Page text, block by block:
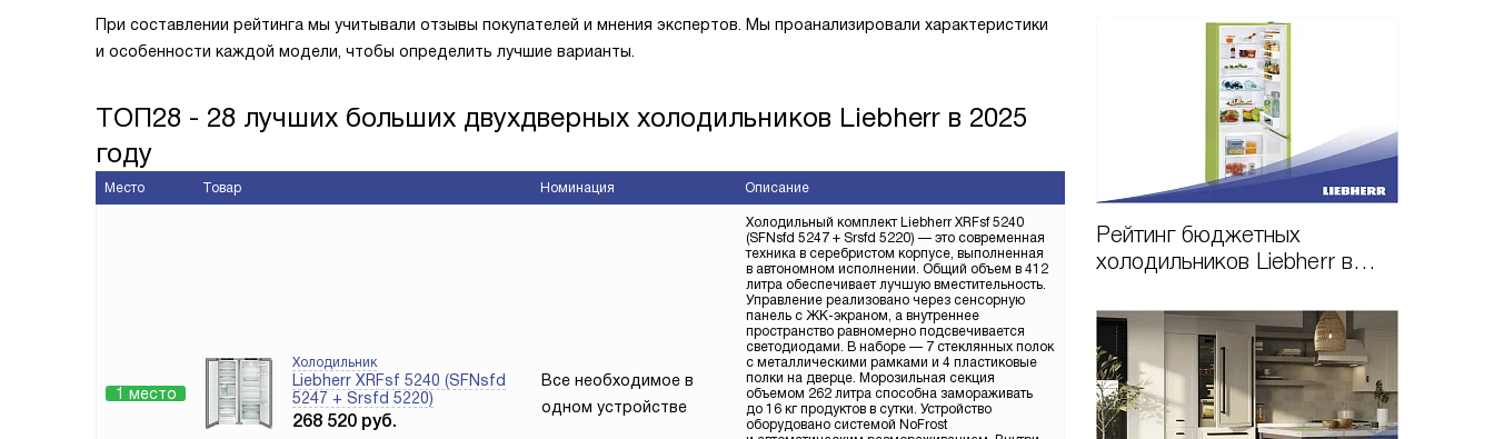
При составлении рейтинга мы учитывали отзывы покупателей и мнения экспертов. Мы проанализировали характеристики
и особенности каждой модели, чтобы определить лучшие варианты.
ТОП28 - 28 лучших больших двухдверных холодильников Liebherr в 2025
году
Место Товар Номинация Описание
1 место
Холодильник
Liebherr XRFsf 5240 (SFNsfd
5247 + Srsfd 5220)
268 520 руб.
Все необходимое в
одном устройстве
Холодильный комплект Liebherr XRFsf 5240
(SFNsfd 5247 + Srsfd 5220) — это современная
техника в серебристом корпусе, выполненная
в автономном исполнении. Общий объем в 412
литра обеспечивает лучшую вместительность.
Управление реализовано через сенсорную
панель с ЖК-экраном, а внутреннее
пространство равномерно подсвечивается
светодиодами. В наборе — 7 стеклянных полок
с металлическими рамками и 4 пластиковые
полки на дверце. Морозильная секция
объемом 262 литра способна замораживать
до 16 кг продуктов в сутки. Устройство
оборудовано системой NoFrost
Рейтинг бюджетных
холодильников Liebherr в